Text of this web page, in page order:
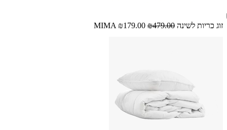
זוג כריות לשינה MIMA ₪179.00 ₪479.00